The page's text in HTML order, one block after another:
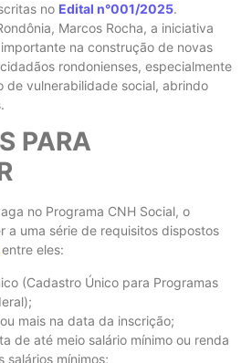
no Edital n°001/2025.
Marcos Rocha, a iniciativa
na construção de novas
rondonienses, especialmente
de vulnerabilidade social, abrindo
PARA
no Programa CNH Social, o
a uma série de requisitos dispostos
entre eles:
(Cadastro Único para Programas
mais na data da inscrição;
de até meio salário mínimo ou renda
salários mínimos;